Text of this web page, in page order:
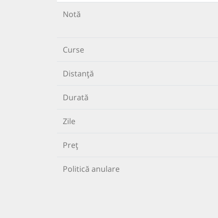
Notă
Curse
Distanță
Durată
Zile
Preț
Politică anulare